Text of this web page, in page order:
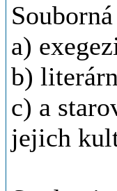
a)
b)
c) a
jejich